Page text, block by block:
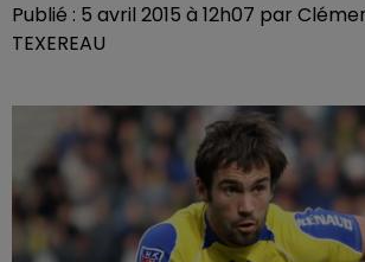
Publié : 5 avril 2015 à 12h07 par
TEXEREAU